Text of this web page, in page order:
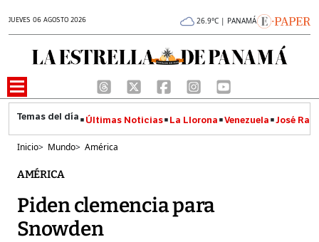
JUEVES 06 AGOSTO 2026 26.9°C | PANAMÁ
Últimas Noticias La Llorona Venezuela José
Inicio> Mundo> América
AMÉRICA
Piden clemencia para
Snowden